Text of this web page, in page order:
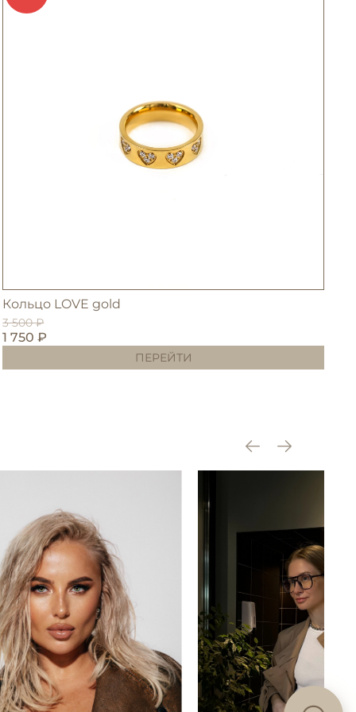
Кольцо LOVE gold
3 500 ₽
1 750 ₽
ПЕРЕЙТИ